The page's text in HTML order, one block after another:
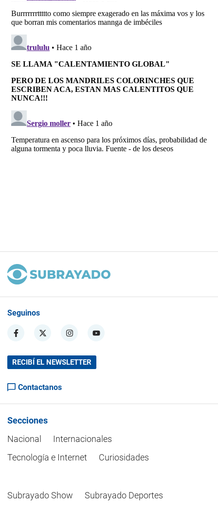
Seguinos
RECIBÍ EL NEWSLETTER
Contactanos
Secciones
Nacional
Internacionales
Tecnología e Internet
Curiosidades
Subrayado Show Subrayado Deportes